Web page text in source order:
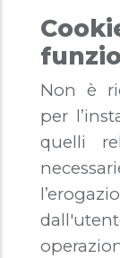
Non è
per
quelli